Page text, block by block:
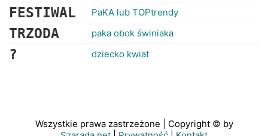
FESTIWAL PaKA lub TOPtrendy
TRZODA paka obok świniaka
? dziecko kwiat
Wszystkie prawa zastrzeżone | Copyright © by